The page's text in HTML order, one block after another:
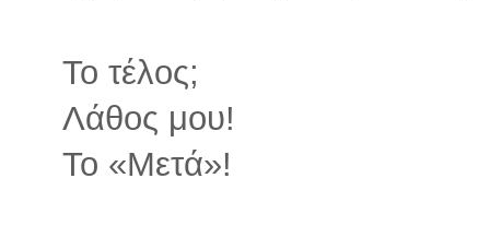
Το τέλος;
Λάθος μου!
Το «Μετά»!